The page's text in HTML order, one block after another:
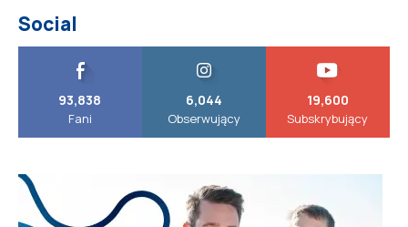
Social
93,838
Fani
6,044
Obserwujący
19,600
Subskrybujący